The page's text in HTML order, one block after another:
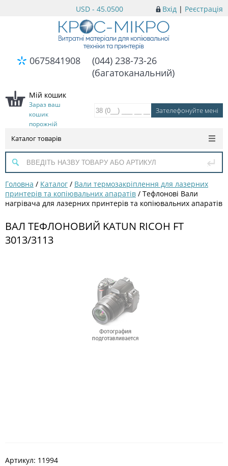
Вхід | Реєстрація
USD - 45.0500
0675841908
(044) 238-73-26
(багатоканальний)
Мій кошик
Зараз ваш
кошик
порожній
Каталог товарів
Головна / Каталог / Вали термозакріплення для лазерних
принтерів та копіювальних апаратів / Тефлонові Вали
нагрівача для лазерних принтерів та копіювальних апаратів
ВАЛ ТЕФЛОНОВИЙ KATUN RICOH FT
3013/3113
Артикул: 11994